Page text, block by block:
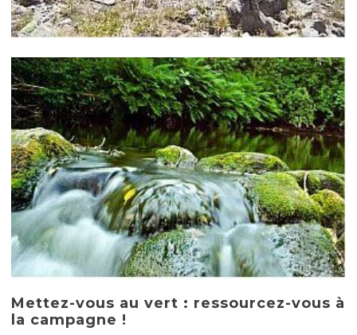
Mettez-vous au vert : ressourcez-vous à
la campagne !